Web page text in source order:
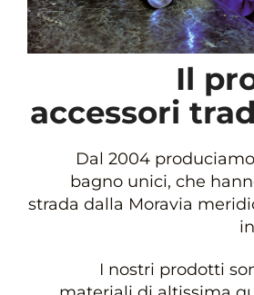
Il
accessori
Dal 2004
bagno unici, che
strada dalla Moravia
I nostri prodotti